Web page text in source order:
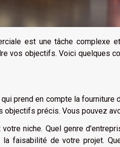
est une tâche complexe
vos objectifs. Voici quelques
prend en compte la
objectifs précis. Vous pouvez
niche. Quel genre
la faisabilité de votre projet.